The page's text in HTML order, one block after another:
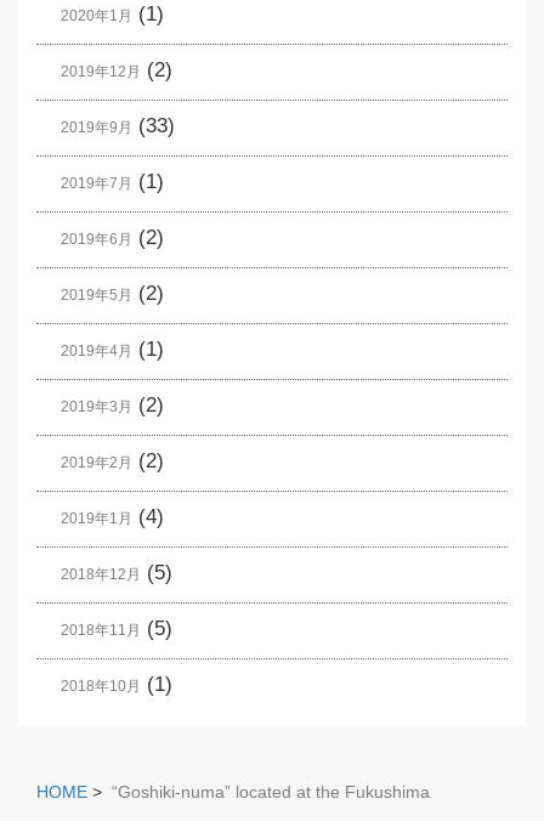
2020年1月 (1)
2019年12月 (2)
2019年9月 (33)
2019年7月 (1)
2019年6月 (2)
2019年5月 (2)
2019年4月 (1)
2019年3月 (2)
2019年2月 (2)
2019年1月 (4)
2018年12月 (5)
2018年11月 (5)
2018年10月 (1)
HOME > “Goshiki-numa” located at the Fukushima